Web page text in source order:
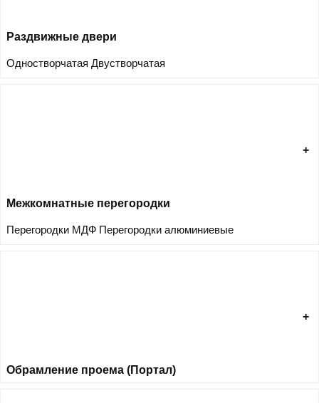
Раздвижные двери
Одностворчатая Двустворчатая
Межкомнатные перегородки
Перегородки МДФ Перегородки алюминиевые
Обрамление проема (Портал)